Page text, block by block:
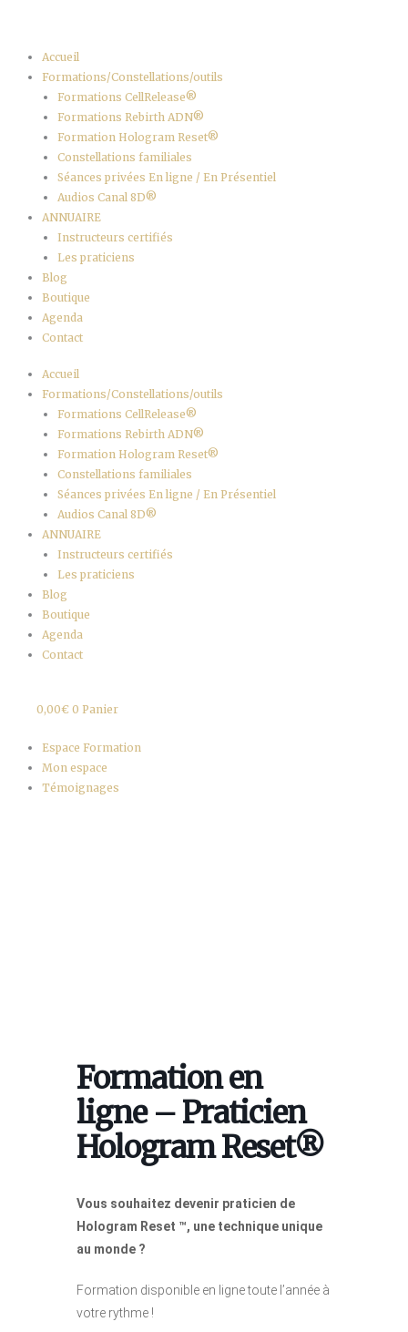
Accueil
Formations/Constellations/outils
Formations CellRelease®
Formations Rebirth ADN®
Formation Hologram Reset®
Constellations familiales
Séances privées En ligne / En Présentiel
Audios Canal 8D®
ANNUAIRE
Instructeurs certifiés
Les praticiens
Blog
Boutique
Agenda
Contact
Accueil
Formations/Constellations/outils
Formations CellRelease®
Formations Rebirth ADN®
Formation Hologram Reset®
Constellations familiales
Séances privées En ligne / En Présentiel
Audios Canal 8D®
ANNUAIRE
Instructeurs certifiés
Les praticiens
Blog
Boutique
Agenda
Contact
0,00€ 0 Panier
Espace Formation
Mon espace
Témoignages
Formation en
ligne – Praticien
Hologram Reset®
Vous souhaitez devenir praticien de
Hologram Reset ™, une technique unique
au monde ?
Formation disponible en ligne toute l’année à
votre rythme !